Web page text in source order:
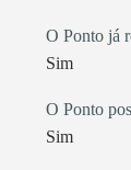
O Ponto já
Sim
O Ponto
Sim